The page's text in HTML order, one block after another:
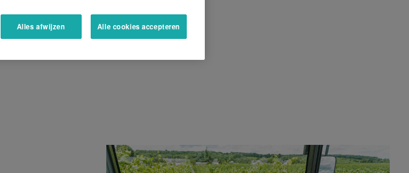
EEN OFFERTE AANVRAGEN
Alles afwijzen Alle cookies accepteren